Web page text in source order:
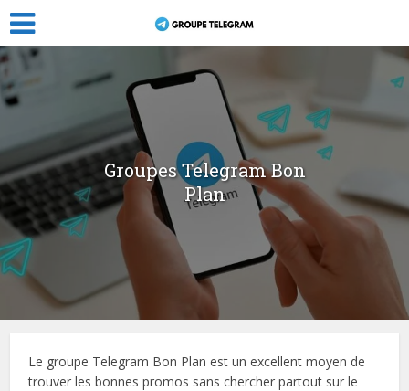
Groupes Telegram Bon
Plan
Le groupe Telegram Bon Plan est un excellent moyen de
trouver les bonnes promos sans chercher partout sur le